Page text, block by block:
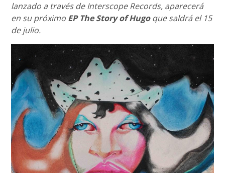
lanzado a través de Interscope Records, aparecerá
en su próximo EP The Story of Hugoque saldrá el 15
de julio.